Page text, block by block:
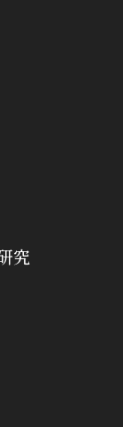
究